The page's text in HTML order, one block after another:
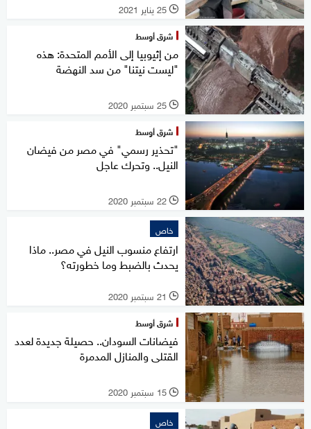
l 25 يناير 2021
شرق أوسط
من إثيوبيا إلى الأمم المتحدة: هذه
"ليست نيتنا" من سد النهضة
l 25 سبتمبر 2020
شرق أوسط
"تحذير رسمي" في مصر من فيضان
النيل.. وتحرك عاجل
l 22 سبتمبر 2020
خاص
ارتفاع منسوب النيل في مصر.. ماذا
يحدث بالضبط وما خطورته؟
l 21 سبتمبر 2020
شرق أوسط
فيضانات السودان.. حصيلة جديدة لعدد
القتلى والمنازل المدمرة
l 15 سبتمبر 2020
خاص